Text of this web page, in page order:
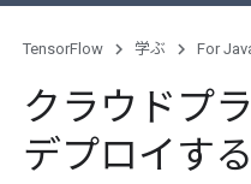
TensorFlow 学ぶ For
クラウドプ
デプロイする